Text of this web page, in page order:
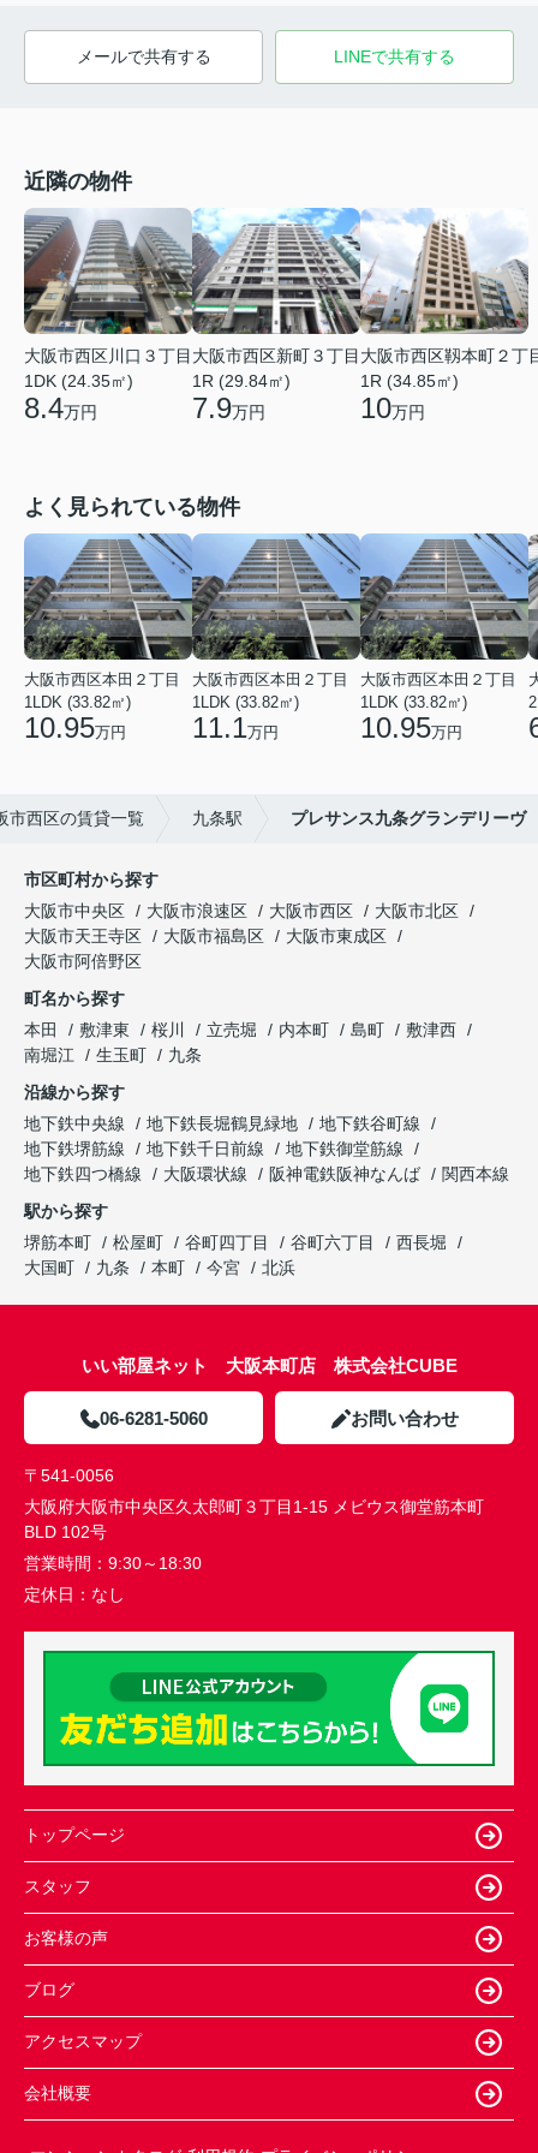
メールで共有する LINEで共有する
近隣の物件
大阪市西区川口３丁目
1DK (24.35㎡)
8.4万円
大阪市西区新町３丁目
1R (29.84㎡)
7.9万円
大阪市西区靱本町２丁
1R (34.85㎡)
10万円
よく見られている物件
大阪市西区本田２丁目
1LDK (33.82㎡)
10.95万円
大阪市西区本田２丁目
1LDK (33.82㎡)
11.1万円
大阪市西区本田２丁目
1LDK (33.82㎡)
10.95万円
市西区の賃貸一覧 九条駅 プレサンス九条グランデリーヴ
市区町村から探す
大阪市中央区
大阪市浪速区 大阪市西区
大阪市北区
大阪市天王寺区
大阪市福島区
大阪市東成区
大阪市阿倍野区
町名から探す
本田
敷津東 桜川 立売堀 内本町 島町
敷津西
南堀江
生玉町
九条
沿線から探す
地下鉄中央線
地下鉄長堀鶴見緑地
地下鉄谷町線
地下鉄堺筋線
地下鉄千日前線
地下鉄御堂筋線
地下鉄四つ橋線
大阪環状線 阪神電鉄阪神なんば
関西本線
駅から探す
堺筋本町
松屋町 谷町四丁目 谷町六丁目
西長堀
大国町
九条 本町 今宮 北浜
いい部屋ネット 大阪本町店 株式会社CUBE
06-6281-5060 お問い合わせ
〒541-0056
大阪府大阪市中央区久太郎町３丁目1-15 メビウス御堂筋本町
BLD 102号
営業時間： 9:30～18:30
定休日： なし
トップページ
スタッフ
お客様の声
ブログ
アクセスマップ
会社概要